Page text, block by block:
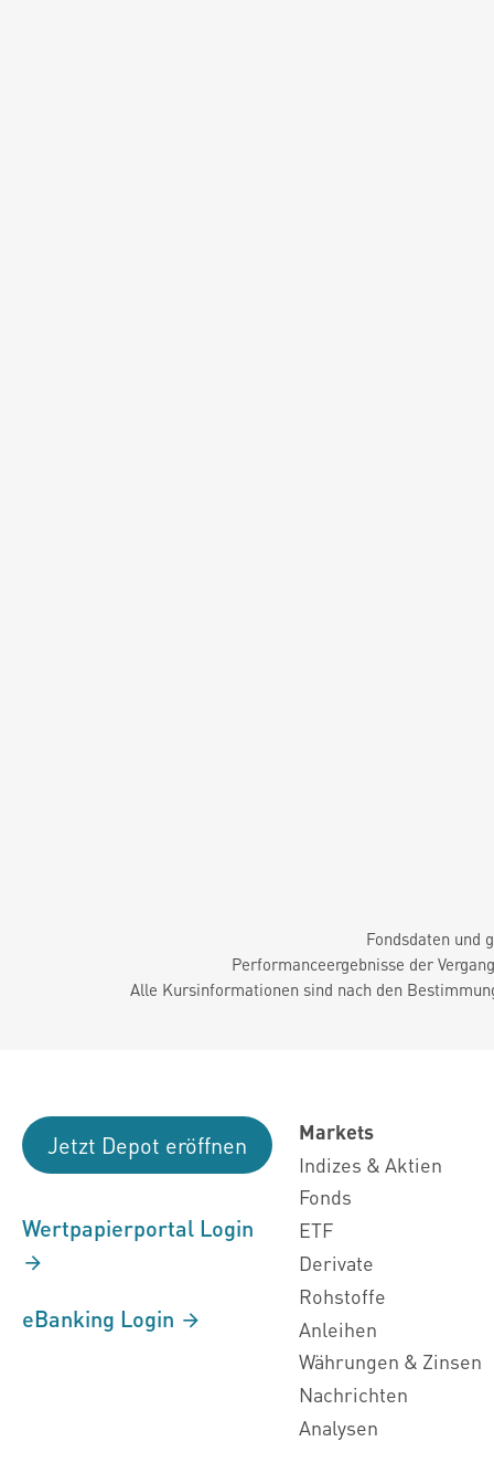
Fondsdaten und
Performanceergebnisse der
Alle Kursinformationen sind nach den
Jetzt Depot eröffnen
Wertpapierportal Login
eBanking Login
Markets
Indizes & Aktien
Fonds
ETF
Derivate
Rohstoffe
Anleihen
Währungen & Zinsen
Nachrichten
Analysen